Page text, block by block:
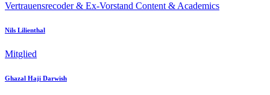
Vertrauensrecoder & Ex-Vorstand Content & Academics
Nils Lilienthal
Mitglied
Ghazal Haji Darwish